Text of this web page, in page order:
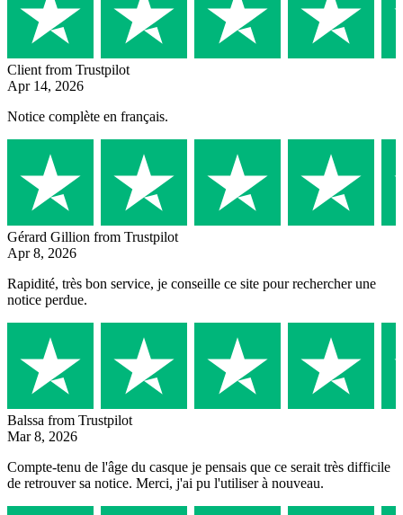
Client from Trustpilot
Apr 14, 2026
Notice complète en français.
Gérard Gillion from Trustpilot
Apr 8, 2026
Rapidité, très bon service, je conseille ce site pour rechercher une
notice perdue.
Balssa from Trustpilot
Mar 8, 2026
Compte-tenu de l'âge du casque je pensais que ce serait très difficile
de retrouver sa notice. Merci, j'ai pu l'utiliser à nouveau.